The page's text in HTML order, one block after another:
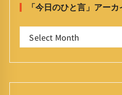
:
「今日のひと言」アー
ひ
Select Month